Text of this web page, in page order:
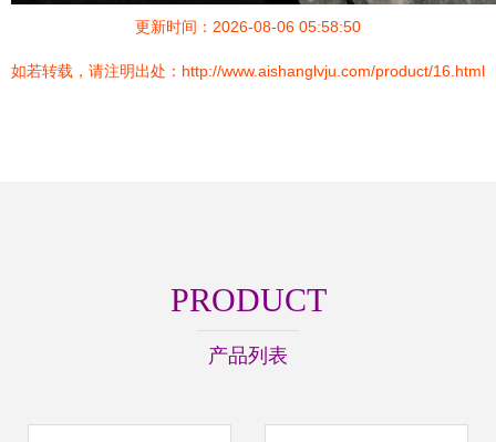
更新时间：2026-08-06 05:58:50
如若转载，请注明出处：http://www.aishanglvju.com/product/16.html
PRODUCT
产品列表